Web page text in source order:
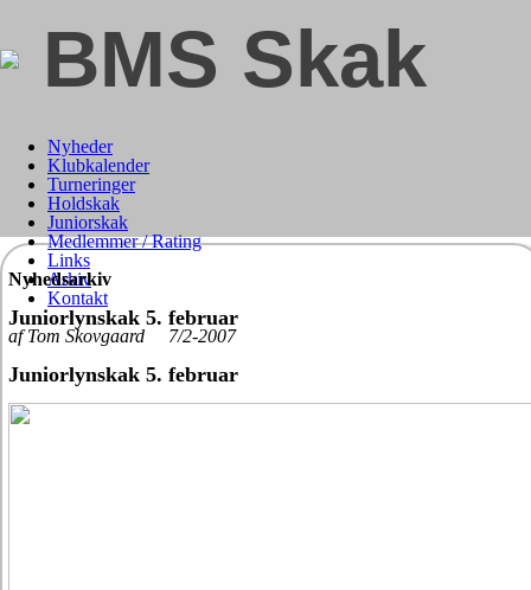
BMS Skak
Nyheder
Klubkalender
Turneringer
Holdskak
Juniorskak
Medlemmer / Rating
Links
Arkiv
Kontakt
Nyhedsarkiv
Juniorlynskak 5. februar
af Tom Skovgaard 7/2-2007
Juniorlynskak 5. februar